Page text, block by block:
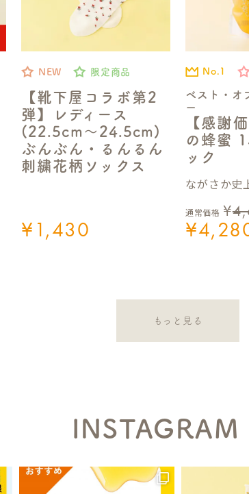
【靴下屋コラボ第2
弾】レディース
(22.5cm～24.5cm)
ぶんぶん・るんるん
刺繍花柄ソックス
NEW 限定商品
¥1,430
ベスト・オ
ー
【感謝
の蜂蜜
ック
No.1
通常価格 ¥
¥
ながさか史
もっと見る
INSTAGRAM